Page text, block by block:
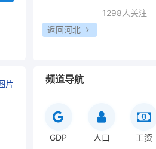
片
1298人关注
返回河北
频道导航
GDP 人口 工资